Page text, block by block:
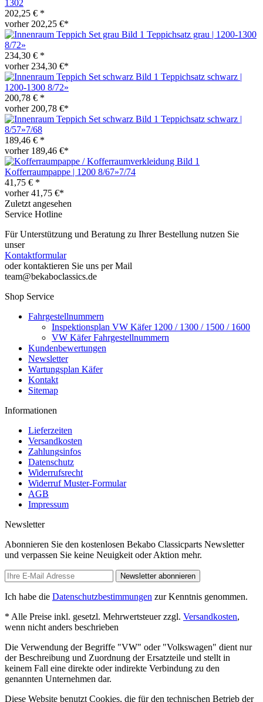
1302
202,25 € *
vorher 202,25 €*
Teppichsatz grau | 1200-1300
8/72»
234,30 € *
vorher 234,30 €*
Teppichsatz schwarz |
1200-1300 8/72»
200,78 € *
vorher 200,78 €*
Teppichsatz schwarz |
8/57»7/68
189,46 € *
vorher 189,46 €*
Kofferraumpappe | 1200 8/67»7/74
41,75 € *
vorher 41,75 €*
Zuletzt angesehen
Service Hotline
Für Unterstützung und Beratung zu Ihrer Bestellung nutzen Sie
unser
Kontaktformular
oder kontaktieren Sie uns per Mail
team@bekaboclassics.de
Shop Service
Fahrgestellnummern
Inspektionsplan VW Käfer 1200 / 1300 / 1500 / 1600
VW Käfer Fahrgestellnummern
Kundenbewertungen
Newsletter
Wartungsplan Käfer
Kontakt
Sitemap
Informationen
Lieferzeiten
Versandkosten
Zahlungsinfos
Datenschutz
Widerrufsrecht
Widerruf Muster-Formular
AGB
Impressum
Newsletter
Abonnieren Sie den kostenlosen Bekabo Classicparts Newsletter
und verpassen Sie keine Neuigkeit oder Aktion mehr.
Newsletter abonnieren
Ich habe die Datenschutzbestimmungen zur Kenntnis genommen.
* Alle Preise inkl. gesetzl. Mehrwertsteuer zzgl. Versandkosten,
wenn nicht anders beschrieben
Die Verwendung der Begriffe "VW" oder "Volkswagen" dient nur
der Beschreibung und Zuordnung der Ersatzteile und stellt in
keinem Fall eine direkte oder indirekte Verbindung zu den
genannten Unternehmen dar.
Diese Website benutzt Cookies, die für den technischen Betrieb der